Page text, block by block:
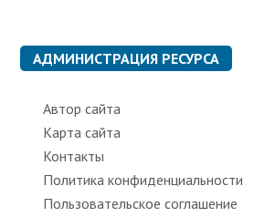
к
и АДМИНИСТРАЦИЯ РЕСУРСА
Автор сайта
Карта сайта
Контакты
Политика конфиденциальности
Пользовательское соглашение